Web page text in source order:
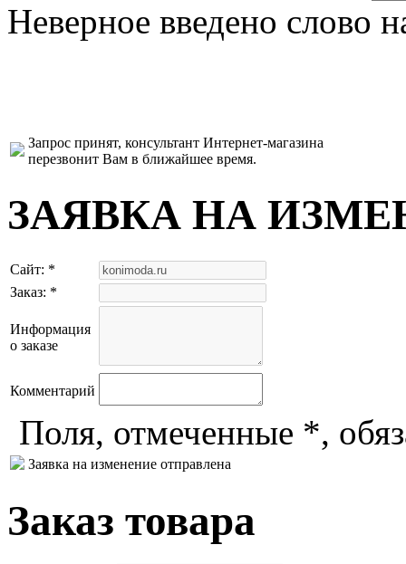
Неверное введено слово
Запрос принят, консультант Интернет-магазина
перезвонит Вам в ближайшее время.
ЗАЯВКА НА
Сайт: *
Заказ: *
Информация
о заказе
Комментарий
Поля, отмеченные *,
Заявка на изменение отправлена
Заказ товара